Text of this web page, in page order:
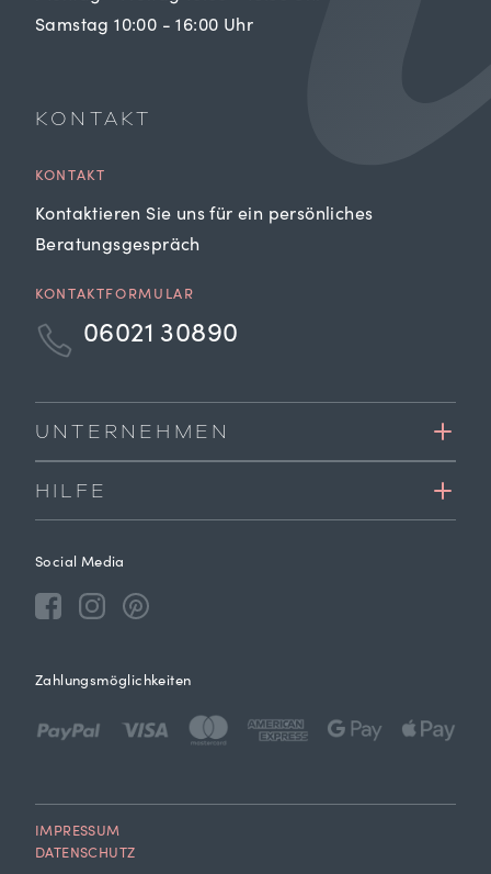
Samstag 10:00 - 16:00 Uhr
KONTAKT
KONTAKT
Kontaktieren Sie uns für ein persönliches
Beratungsgespräch
KONTAKTFORMULAR
06021 30890
UNTERNEHMEN
HILFE
Social Media
Zahlungsmöglichkeiten
IMPRESSUM
DATENSCHUTZ